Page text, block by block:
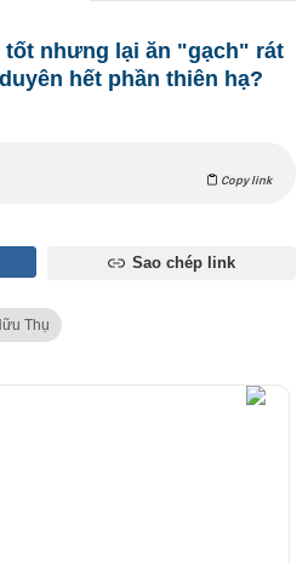
tốt nhưng lại ăn "gạch" rát
hết phần thiên hạ?
Copy link
Sao chép link
Thụ